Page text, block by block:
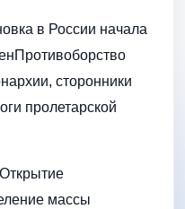
в России начала
сторонники
пролетарской
массы